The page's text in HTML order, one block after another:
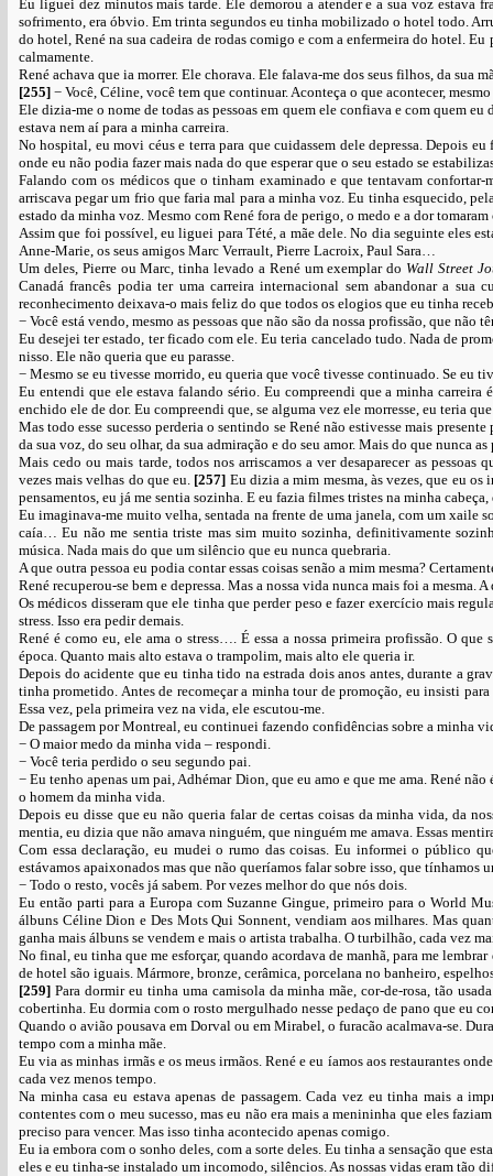
Eu liguei dez minutos mais tarde. Ele demorou a atender e a sua voz estava
sofrimento, era óbvio. Em trinta segundos eu tinha mobilizado o hotel todo.
do hotel, René na sua cadeira de rodas comigo e com a enfermeira do hotel.
calmamente.
René achava que ia morrer. Ele chorava. Ele falava-me dos seus filhos, da sua
[255] − Você, Céline, você tem que continuar. Aconteça o que acontecer,
Ele dizia-me o nome de todas as pessoas em quem ele confiava e com quem
estava nem aí para a minha carreira.
No hospital, eu movi céus e terra para que cuidassem dele depressa. Depois
onde eu não podia fazer mais nada do que esperar que o seu estado se
Falando com os médicos que o tinham examinado e que tentavam
arriscava pegar um frio que faria mal para a minha voz. Eu tinha esquecido,
estado da minha voz. Mesmo com René fora de perigo, o medo e a dor
Assim que foi possível, eu liguei para Tété, a mãe dele. No dia seguinte eles
Anne-Marie, os seus amigos Marc Verrault, Pierre Lacroix, Paul Sara…
Um deles, Pierre ou Marc, tinha levado a René um exemplar do Wall Street
Canadá francês podia ter uma carreira internacional sem abandonar a
reconhecimento deixava-o mais feliz do que todos os elogios que eu tinha
− Você está vendo, mesmo as pessoas que não são da nossa profissão, que não
Eu desejei ter estado, ter ficado com ele. Eu teria cancelado tudo. Nada de
nisso. Ele não queria que eu parasse.
− Mesmo se eu tivesse morrido, eu queria que você tivesse continuado. Se eu
Eu entendi que ele estava falando sério. Eu compreendi que a minha carreira
enchido ele de dor. Eu compreendi que, se alguma vez ele morresse, eu teria
Mas todo esse sucesso perderia o sentindo se René não estivesse mais
da sua voz, do seu olhar, da sua admiração e do seu amor. Mais do que nunca
Mais cedo ou mais tarde, todos nos arriscamos a ver desaparecer as pessoas
vezes mais velhas do que eu. [257] Eu dizia a mim mesma, às vezes, que eu
pensamentos, eu já me sentia sozinha. E eu fazia filmes tristes na minha cabeça,
Eu imaginava-me muito velha, sentada na frente de uma janela, com um xaile
caía… Eu não me sentia triste mas sim muito sozinha, definitivamente
música. Nada mais do que um silêncio que eu nunca quebraria.
A que outra pessoa eu podia contar essas coisas senão a mim mesma?
René recuperou-se bem e depressa. Mas a nossa vida nunca mais foi a mesma.
Os médicos disseram que ele tinha que perder peso e fazer exercício mais
stress. Isso era pedir demais.
René é como eu, ele ama o stress…. É essa a nossa primeira profissão. O
época. Quanto mais alto estava o trampolim, mais alto ele queria ir.
Depois do acidente que eu tinha tido na estrada dois anos antes, durante a
tinha prometido. Antes de recomeçar a minha tour de promoção, eu insisti para
Essa vez, pela primeira vez na vida, ele escutou-me.
De passagem por Montreal, eu continuei fazendo confidências sobre a minha
− O maior medo da minha vida – respondi.
− Você teria perdido o seu segundo pai.
− Eu tenho apenas um pai, Adhémar Dion, que eu amo e que me ama. René
o homem da minha vida.
Depois eu disse que eu não queria falar de certas coisas da minha vida, da
mentia, eu dizia que não amava ninguém, que ninguém me amava. Essas
Com essa declaração, eu mudei o rumo das coisas. Eu informei o público
estávamos apaixonados mas que não queríamos falar sobre isso, que tínhamos
− Todo o resto, vocês já sabem. Por vezes melhor do que nós dois.
Eu então parti para a Europa com Suzanne Gingue, primeiro para o World
álbuns Céline Dion e Des Mots Qui Sonnent, vendiam aos milhares. Mas
ganha mais álbuns se vendem e mais o artista trabalha. O turbilhão, cada vez
No final, eu tinha que me esforçar, quando acordava de manhã, para me
de hotel são iguais. Mármore, bronze, cerâmica, porcelana no banheiro,
[259] Para dormir eu tinha uma camisola da minha mãe, cor-de-rosa, tão
cobertinha. Eu dormia com o rosto mergulhado nesse pedaço de pano que eu
Quando o avião pousava em Dorval ou em Mirabel, o furacão acalmava-se.
tempo com a minha mãe.
Eu via as minhas irmãs e os meus irmãos. René e eu íamos aos restaurantes
cada vez menos tempo.
Na minha casa eu estava apenas de passagem. Cada vez eu tinha mais a
contentes com o meu sucesso, mas eu não era mais a menininha que eles
preciso para vencer. Mas isso tinha acontecido apenas comigo.
Eu ia embora com o sonho deles, com a sorte deles. Eu tinha a sensação que
eles e eu tinha-se instalado um incomodo, silêncios. As nossas vidas eram tão